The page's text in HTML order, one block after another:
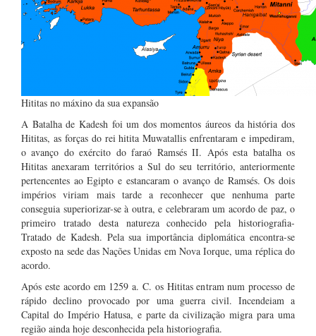
Hititas no máxino da sua expansão
A Batalha de Kadesh foi um dos momentos áureos da história dos
Hititas, as forças do rei hitita Muwatallis enfrentaram e impediram,
o avanço do exército do faraó Ramsés II. Após esta batalha os
Hititas anexaram territórios a Sul do seu território, anteriormente
pertencentes ao Egipto e estancaram o avanço de Ramsés. Os dois
impérios viriam mais tarde a reconhecer que nenhuma parte
conseguia superiorizar-se à outra, e celebraram um acordo de paz, o
primeiro tratado desta natureza conhecido pela historiografia-
Tratado de Kadesh. Pela sua importância diplomática encontra-se
exposto na sede das Nações Unidas em Nova Iorque, uma réplica do
acordo.
Após este acordo em 1259 a. C. os Hititas entram num processo de
rápido declino provocado por uma guerra civil. Incendeiam a
Capital do Império Hatusa, e parte da civilização migra para uma
região ainda hoje desconhecida pela historiografia.